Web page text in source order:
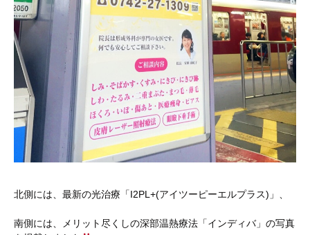
北側には、最新の光治療「I2PL+(アイツーピーエルプラス)」、
南側には、メリット尽くしの深部温熱療法「インディバ」の写真